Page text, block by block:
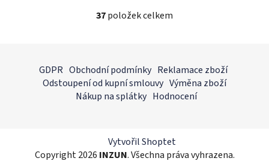
O
d
a
c
r
v
37položek celkem
GDPR Obchodní podmínky Reklamace zboží
Odstoupení od kupní smlouvy Výměna zboží
Nákup na splátky Hodnocení
Vytvořil Shoptet
Copyright 2026 INZUN. Všechna práva vyhrazena.